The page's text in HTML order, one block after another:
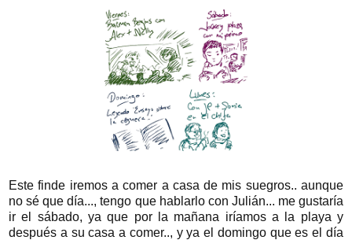
Este finde iremos a comer a casa de mis suegros.. aunque
no sé que día..., tengo que hablarlo con Julián... me gustaría
ir el sábado, ya que por la mañana iríamos a la playa y
después a su casa a comer.., y ya el domingo que es el día